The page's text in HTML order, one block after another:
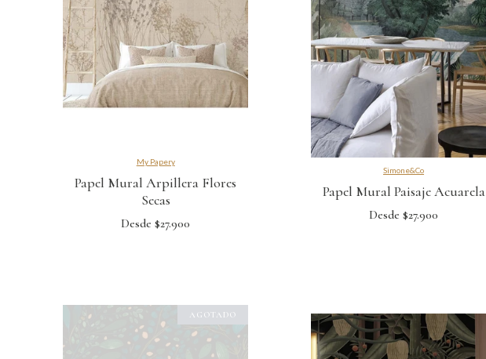
My Papery
Papel Mural Arpillera Flores
Secas
Desde $27.900
Simone&Co
Papel Mural Paisaje Acuarela
Desde $27.900